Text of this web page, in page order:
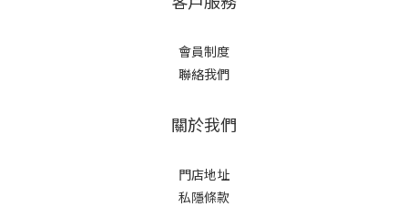
會員制度
聯絡我們
關於我們
門店地址
私隱條款